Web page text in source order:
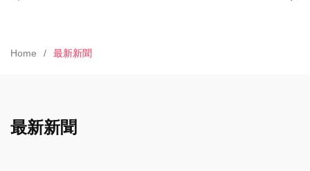
Home 最新新聞
最新新聞